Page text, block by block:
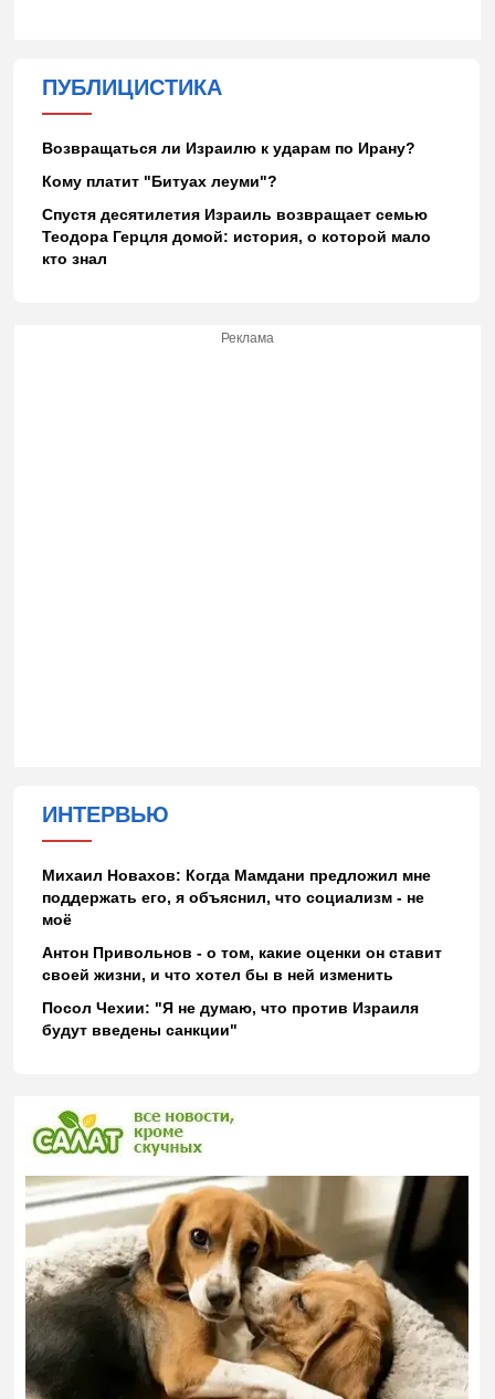
ПУБЛИЦИСТИКА
Возвращаться ли Израилю к ударам по Ирану?
Кому платит "Битуах леуми"?
Спустя десятилетия Израиль возвращает семью
Теодора Герцля домой: история, о которой мало
кто знал
Реклама
ИНТЕРВЬЮ
Михаил Новахов: Когда Мамдани предложил мне
поддержать его, я объяснил, что социализм - не
моё
Антон Привольнов - о том, какие оценки он ставит
своей жизни, и что хотел бы в ней изменить
Посол Чехии: "Я не думаю, что против Израиля
будут введены санкции"